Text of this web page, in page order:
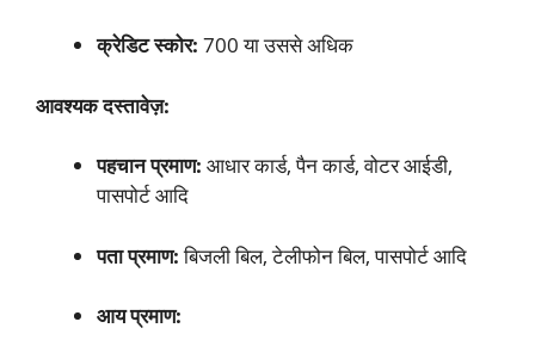
क्रेडिट स्कोर: 700 या उससे अधिक
आवश्यक दस्तावेज़:
पहचान प्रमाण: आधार कार्ड, पैन कार्ड, वोटर आईडी,
पासपोर्ट आदि
पता प्रमाण:बिजली बिल, टेलीफोन बिल, पासपोर्ट आदि
आय प्रमाण: